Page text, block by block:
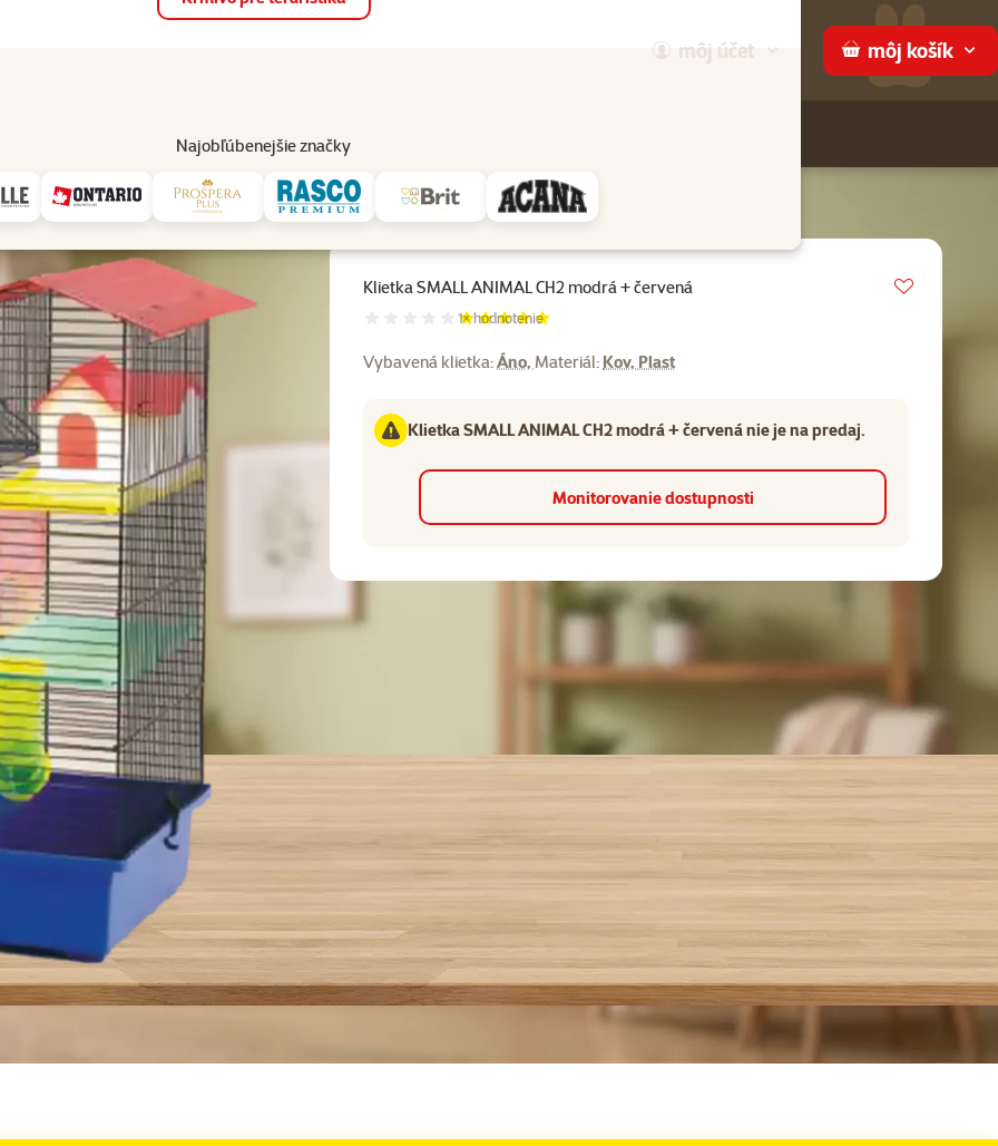
môj účet môj košík
Najobľúbenejšie značky
Predajne Služby
SMALL ANIMAL CH2 modrá + červená
Klietka SMALL ANIMAL CH2 modrá + červená
Hodnotenie 100%, počet hodnotení:
1×hodnotenie
Vybavená klietka:Áno, Materiál: Kov, Plast
Klietka SMALL ANIMAL CH2 modrá + červená nie je na predaj.
Monitorovanie dostupnosti